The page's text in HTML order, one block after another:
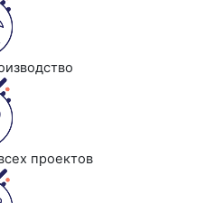
проектов